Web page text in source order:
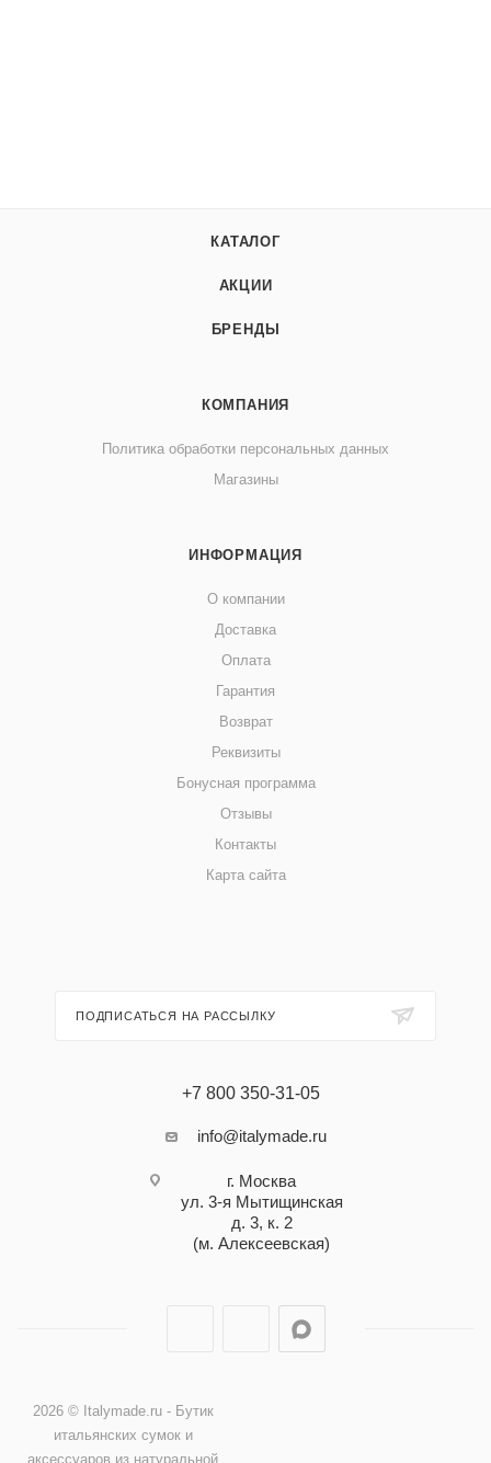
КАТАЛОГ
АКЦИИ
БРЕНДЫ
КОМПАНИЯ
Политика обработки персональных данных
Магазины
ИНФОРМАЦИЯ
О компании
Доставка
Оплата
Гарантия
Возврат
Реквизиты
Бонусная программа
Отзывы
Контакты
Карта сайта
ПОДПИСАТЬСЯ НА РАССЫЛКУ
+7 800 350-31-05
info@italymade.ru
г. Москва
ул. 3-я Мытищинская
д. 3, к. 2
(м. Алексеевская)
2026 © Italymade.ru - Бутик
итальянских сумок и
аксессуаров из натуральной